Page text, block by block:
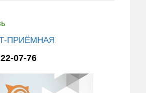
ПРИЁМНАЯ
07-76